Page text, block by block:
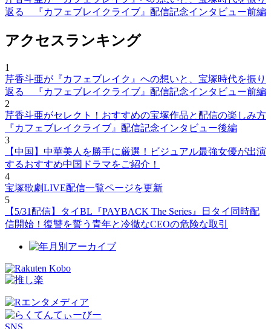
返る 『カフェブレイクライブ』配信記念インタビュー前編
アクセスランキング
1
芹香斗亜が『カフェブレイク』への想いと、宝塚時代を振り
返る 『カフェブレイクライブ』配信記念インタビュー前編
2
芹香斗亜がセレクト！おすすめの宝塚作品と配信の楽しみ方
『カフェブレイクライブ』配信記念インタビュー後編
3
【中国】中華美人を勝手に厳選！ビジュアル最強女優が出演
するおすすめ中国ドラマをご紹介！
4
宝塚歌劇LIVE配信一覧ページを更新
5
【5/31配信】タイBL『PAYBACK The Series』日タイ同時配
信開始！復讐を誓う青年と冷徹なCEOの危険な取引
SNS